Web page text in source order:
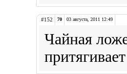
#152 70 03 августа, 2011 12:49
Чайная